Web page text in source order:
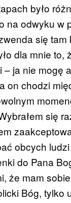
było
na odwyku w
się tam
dla mnie to,
– ja nie mogę
on chodzi
się
obcych
do Pana
że mam
Bóg, tylko